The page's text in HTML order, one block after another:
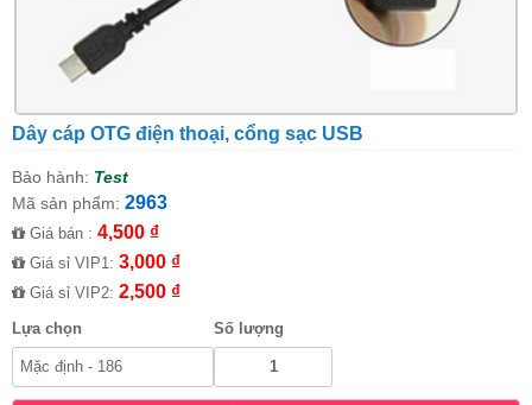
Dây cáp OTG điện thoại, cổng sạc USB
Bảo hành: Test
Mã sản phẩm: 2963
Giá bán : 4,500 ₫
Giá sỉ VIP1: 3,000 ₫
Giá sỉ VIP2: 2,500 ₫
Lựa chọn Số lượng